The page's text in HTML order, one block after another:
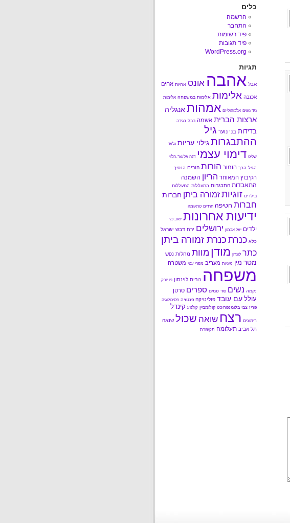
כלים
הרשמה
התחבר
פיד רשומות
פיד תגובות
WordPress.org
תגיות
אבל אהבה אונס אחיות אחים
אכזבה אלימות אלימות במשפחה אלימות
נגד נשים אלכוהוליזם אמהותאנגליה
ארצות הברית אשמה בבל בגידה
בדידות בני נוער גיל
ההתבגרות גילוי עריות גלעד
שליט דימוי עצמי דנה אלעזר-הלוי
הגיל הרך הומור הורות הורים הנסיך
הקיבוץ המאוחד הריון השמנה
התאבדות התבגרות התעללות התעללות
בילדים זוגיותזמורה ביתן חברוּת
חברות חטיפה חרדים טראומה
ידיעות אחרונות יואב כץ
ילדים יעל אכמון ירושלים ירח דבש ישראל
כלא כנרת כנרת זמורה ביתן
כתר לונדון מודן מוות מחלות נפש
מטר מין מיניות מעריב מפרי עטי משטרה
משפחה נורית לוינסון ניו יורק
נקמה נשים סוד סמים ספרים סרטן
עולל עם עובד פוליטיקה פנטזיה פסיכולוגיה
פריז צבי בלומנפרוכט קולומביין קולנוע קינדל
רימונים רצח שואה שכול שנאה
תל אביב תעלומה תקשורת